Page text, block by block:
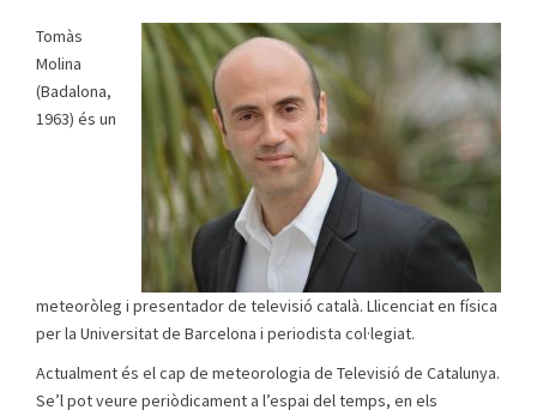
Tomàs
Molina
(Badalona,
1963) és un
meteoròleg i presentador de televisió català. Llicenciat en física
per la Universitat de Barcelona i periodista col·legiat.
Actualment és el cap de meteorologia de Televisió de Catalunya.
Se’l pot veure periòdicament a l’espai del temps, en els